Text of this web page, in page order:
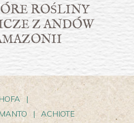
ROŚLINY
Z ANDÓW
|
|
ACHIOTE